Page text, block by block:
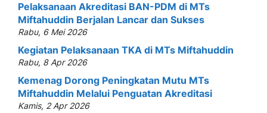
Pelaksanaan Akreditasi BAN-PDM di MTs
Miftahuddin Berjalan Lancar dan Sukses
Rabu, 6 Mei 2026
Kegiatan Pelaksanaan TKA di MTs Miftahuddin
Rabu, 8 Apr 2026
Kemenag Dorong Peningkatan Mutu MTs
Miftahuddin Melalui Penguatan Akreditasi
Kamis, 2 Apr 2026